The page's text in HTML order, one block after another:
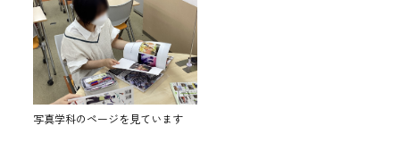
写真学科のページを見ています